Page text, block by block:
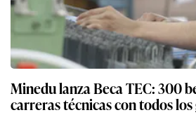
Minedu lanza Beca TEC: 300
carreras técnicas con todos